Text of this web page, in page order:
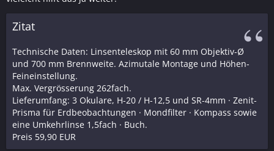
Zitat
Technische Daten: Linsenteleskop mit 60 mm Objektiv-Ø
und 700 mm Brennweite. Azimutale Montage und Höhen-
Feineinstellung.
Max. Vergrösserung 262fach.
Lieferumfang: 3 Okulare, H-20 / H-12,5 und SR-4mm · Zenit-
Prisma für Erdbeobachtungen · Mondfilter · Kompass sowie
eine Umkehrlinse 1,5fach · Buch.
Preis 59,90 EUR